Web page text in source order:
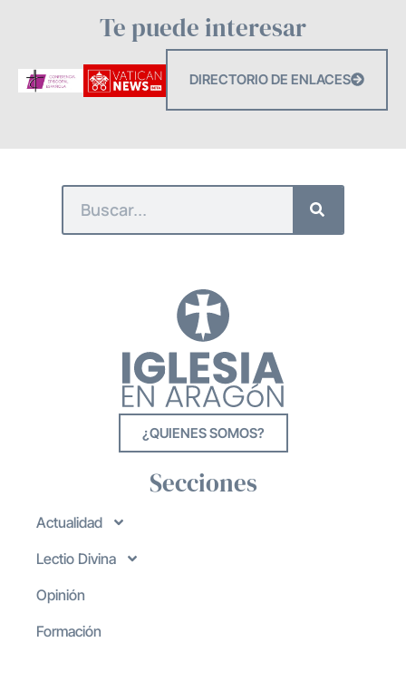
Te puede interesar
DIRECTORIO DE ENLACES
¿QUIENES SOMOS?
Secciones
Actualidad
Lectio Divina
Opinión
Formación